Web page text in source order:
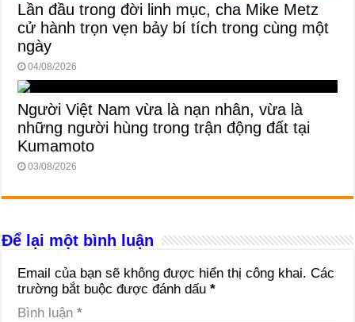
Lần đầu trong đời linh mục, cha Mike Metz
cử hành trọn vẹn bảy bí tích trong cùng một
ngày
04/08/2026
Người Việt Nam vừa là nạn nhân, vừa là
những người hùng trong trận động đất tại
Kumamoto
03/08/2026
Để lại một bình luận
Email của bạn sẽ không được hiển thị công khai. Các
trường bắt buộc được đánh dấu*
Bình luận*